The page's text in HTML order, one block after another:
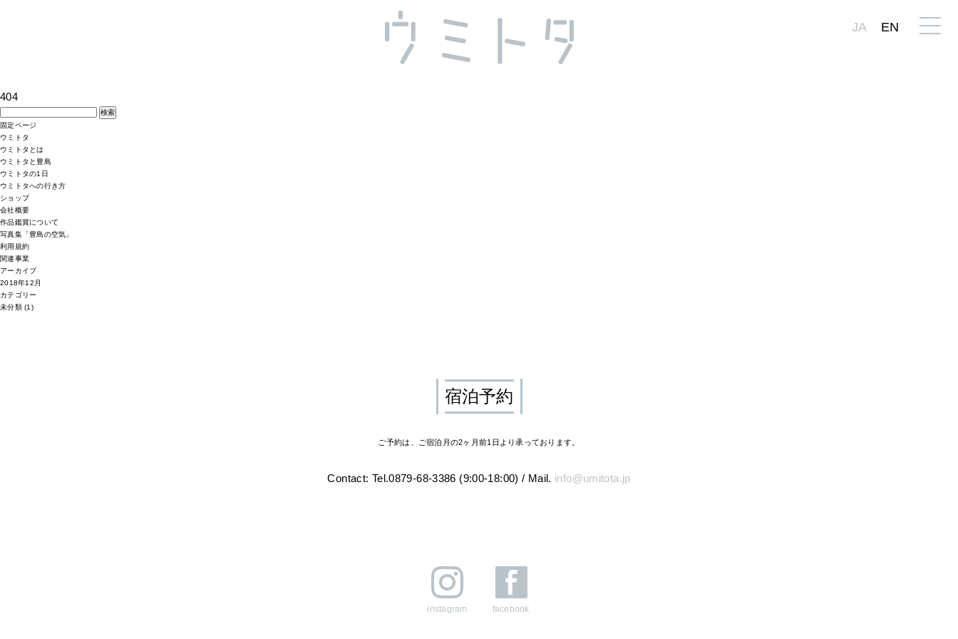
EN
JA
404
索:
固定ページ
ウミトタ
ウミトタとは
ウミトタと豊島
ウミトタの1日
ウミトタへの行き方
ショップ
会社概要
作品鑑賞について
写真集「豊島の空気」
利用規約
関連事業
アーカイブ
2018年12月
カテゴリー
未分類(1)
宿泊予約
ご予約は、ご宿泊月の2ヶ月前1日より承っております。
Contact: Tel.0879-68-3386 (9:00-18:00) / Mail. info@umitota.jp
instagram facebook